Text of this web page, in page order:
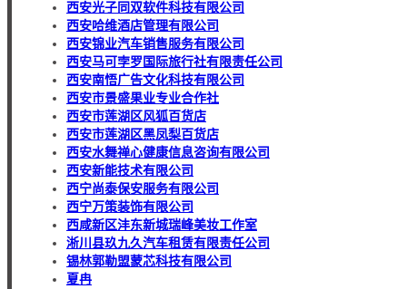
西安光子同双软件科技有限公司
西安哈维酒店管理有限公司
西安锦业汽车销售服务有限公司
西安马可孛罗国际旅行社有限责任公司
西安南悟广告文化科技有限公司
西安市景盛果业专业合作社
西安市莲湖区风狐百货店
西安市莲湖区黑凤梨百货店
西安水舞禅心健康信息咨询有限公司
西安新能技术有限公司
西宁尚泰保安服务有限公司
西宁万策装饰有限公司
西咸新区沣东新城瑞峰美妆工作室
淅川县玖九久汽车租赁有限责任公司
锡林郭勒盟蒙芯科技有限公司
夏冉